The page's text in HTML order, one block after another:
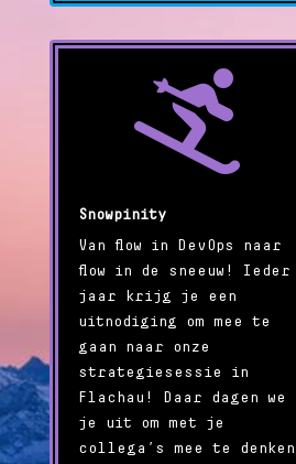

Snowpinity
Van flow in DevOps naar
flow in de sneeuw! Ieder
jaar krijg je een
uitnodiging om mee te
gaan naar onze
strategiesessie in
Flachau! Daar dagen we
je uit om met je
collega’s mee te denken